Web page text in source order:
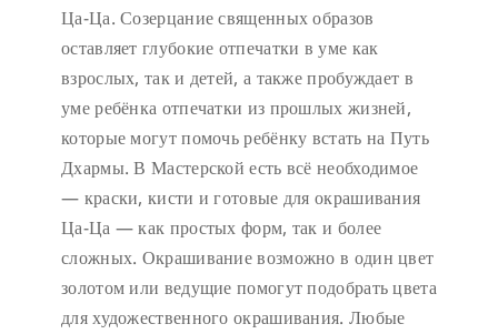
Ца-Ца. Созерцание священных образов
оставляет глубокие отпечатки в уме как
взрослых, так и детей, а также пробуждает в
уме ребёнка отпечатки из прошлых жизней,
которые могут помочь ребёнку встать на Путь
Дхармы. В Мастерской есть всё необходимое
— краски, кисти и готовые для окрашивания
Ца-Ца — как простых форм, так и более
сложных. Окрашивание возможно в один цвет
золотом или ведущие помогут подобрать цвета
для художественного окрашивания. Любые